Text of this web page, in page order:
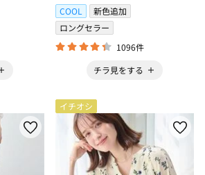
COOL
新色追加
ロングセラー
1096件
チラ見をする
イチオシ